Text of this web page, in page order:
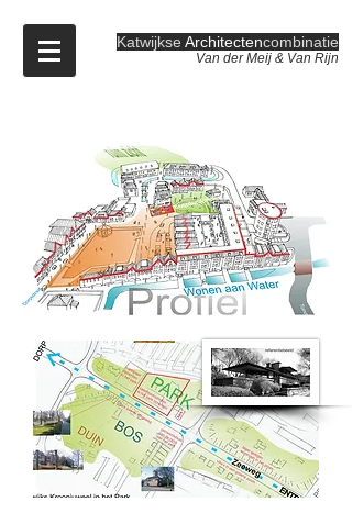
Katwijkse Architectencombinatie
Van der Meij & Van Rijn